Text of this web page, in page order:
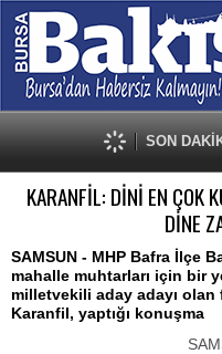
SON
KARANFİL: DİNİ EN ÇOK
DİNE
SAMSUN - MHP Bafra İlçe
mahalle muhtarları için bir
milletvekili aday adayı
Karanfil, yaptığı konuşma